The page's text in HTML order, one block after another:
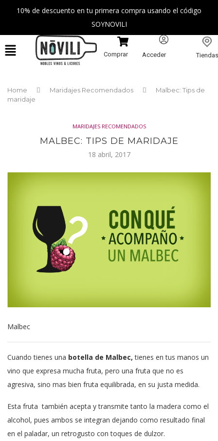
10% de descuento en tu primera compra usando el código
SOYNOVILI
Comprar Acceder Tiendas
Home Maridajes Recomendados
Malbec: Tips de
maridaje
MARIDAJES RECOMENDADOS
MALBEC: TIPS DE MARIDAJE
18 abril, 2017
Malbec
Cuando tienes una botella de Malbec, tienes en tus manos un
vino que expresa mucha fruta, pero una fruta que no es
agresiva, sino mas bien fruta equilibrada, en su justa medida.
Esta fruta también acepta y transmite tanto la madera como el
alcohol, pues ambos se integran dejando como resultado final
en el paladar, un retrogusto con toques de dulzor.